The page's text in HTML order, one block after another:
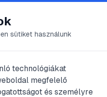
olvasás
sütiket használunk
technológiákat
megfelelő
és személyre